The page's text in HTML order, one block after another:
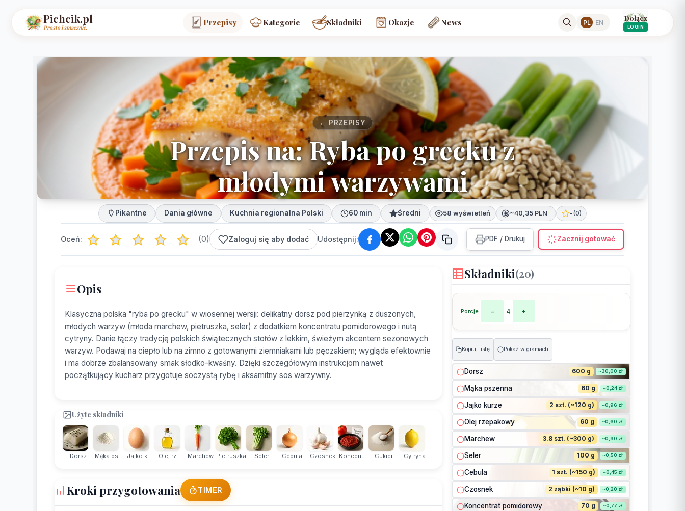
Pichcik.pl
Prosto i smacznie. Przepisy Kategorie Składniki Okazje News PL EN
Dołącz
LOGIN
← PRZEPISY
Przepis na: Ryba po grecku z
młodymi warzywami
Pikantne Dania główne Kuchnia regionalna Polski 60 min Średni 58 wyświetleń ~40,35 PLN* -(0)
Oceń: (0) Zaloguj się aby dodać Udostępnij: PDF / Drukuj Zacznij gotować
Opis
Klasyczna polska "ryba po grecku" w wiosennej wersji: delikatny dorsz pod pierzynką z duszonych,
młodych warzyw (młoda marchew, pietruszka, seler) z dodatkiem koncentratu pomidorowego i nutą
cytryny. Danie łączy tradycję polskich świątecznych stołów z lekkim, świeżym akcentem sezonowych
warzyw. Podawaj na ciepło lub na zimno z gotowanymi ziemniakami lub pęczakiem; wygląda efektownie
i ma dobrze zbalansowany smak słodko-kwaśny. Dzięki szczegółowym instrukcjom nawet
początkujący kucharz przygotuje soczystą rybę i aksamitny sos warzywny.
Użyte składniki
Dorsz Mąka ps... Jajko k... Olej rz... Marchew Pietruszka Seler Cebula Czosnek Koncent... Cukier Cytryna
Kroki przygotowania TIMER
Składniki(20)
Porcje: − 4 +
Kopiuj listę Pokaż w gramach
Dorsz 600 g ~30,00 zł
Mąka pszenna 60 g ~0,24 zł
Jajko kurze 2 szt. (~120 g) ~0,96 zł
Olej rzepakowy 60 g ~0,60 zł
Marchew 3.8 szt. (~300 g) ~0,90 zł
Seler 100 g ~0,50 zł
Cebula 1 szt. (~150 g) ~0,45 zł
Czosnek 2 ząbki (~10 g) ~0,20 zł
Koncentrat pomidorowy 70 g ~0,77 zł